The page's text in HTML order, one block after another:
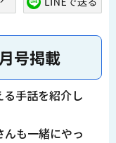
号掲載
手話を紹介し
も一緒にやっ